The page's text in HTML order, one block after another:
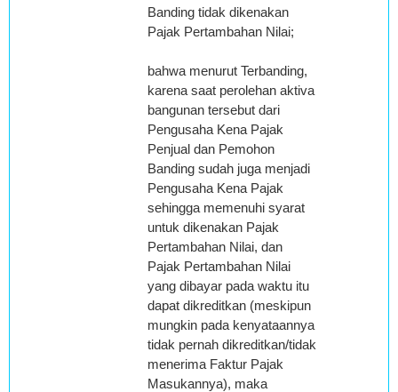
Banding tidak dikenakan
Pajak Pertambahan Nilai;
bahwa menurut Terbanding,
karena saat perolehan aktiva
bangunan tersebut dari
Pengusaha Kena Pajak
Penjual dan Pemohon
Banding sudah juga menjadi
Pengusaha Kena Pajak
sehingga memenuhi syarat
untuk dikenakan Pajak
Pertambahan Nilai, dan
Pajak Pertambahan Nilai
yang dibayar pada waktu itu
dapat dikreditkan (meskipun
mungkin pada kenyataannya
tidak pernah dikreditkan/tidak
menerima Faktur Pajak
Masukannya), maka